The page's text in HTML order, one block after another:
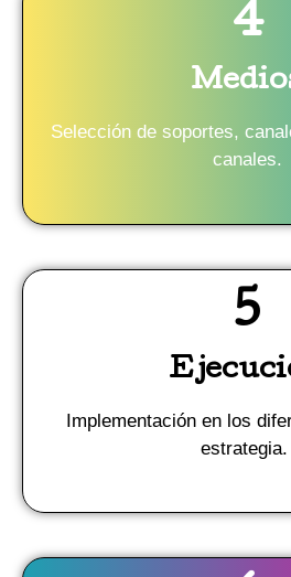
4
Selección de soportes,
canales.
5
Implementación en los
estrategia.